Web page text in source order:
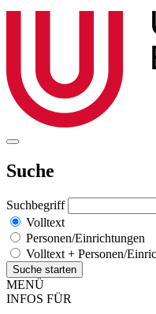
Suche
Suchbegriff
Volltext
Personen/Einrichtungen
Volltext + Personen/
MENÜ
INFOS FÜR